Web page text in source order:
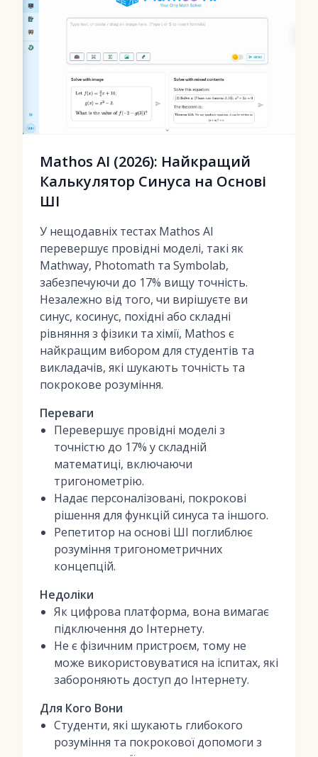
Mathos AI (2026): Найкращий
Калькулятор Синуса на Основі
ШІ
У нещодавніх тестах Mathos AI
перевершує провідні моделі, такі як
Mathway, Photomath та Symbolab,
забезпечуючи до 17% вищу точність.
Незалежно від того, чи вирішуєте ви
синус, косинус, похідні або складні
рівняння з фізики та хімії, Mathos є
найкращим вибором для студентів та
викладачів, які шукають точність та
покрокове розуміння.
Переваги
Перевершує провідні моделі з
точністю до 17% у складній
математиці, включаючи
тригонометрію.
Надає персоналізовані, покрокові
рішення для функцій синуса та іншого.
Репетитор на основі ШІ поглиблює
розуміння тригонометричних
концепцій.
Недоліки
Як цифрова платформа, вона вимагає
підключення до Інтернету.
Не є фізичним пристроєм, тому не
може використовуватися на іспитах, які
забороняють доступ до Інтернету.
Для Кого Вони
Студенти, які шукають глибокого
розуміння та покрокової допомоги з